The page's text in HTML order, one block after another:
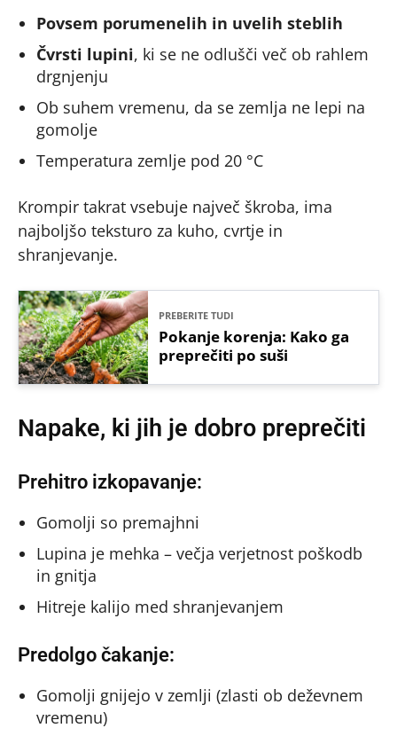
Povsem porumenelih in uvelih steblih
Čvrsti lupini, ki se ne odlušči več ob rahlem
drgnjenju
Ob suhem vremenu, da se zemlja ne lepi na
gomolje
Temperatura zemlje pod 20 °C
Krompir takrat vsebuje največ škroba, ima
najboljšo teksturo za kuho, cvrtje in
shranjevanje.
PREBERITE TUDI
Pokanje korenja: Kako ga
preprečiti po suši
Napake, ki jih je dobro preprečiti
Prehitro izkopavanje:
Gomolji so premajhni
Lupina je mehka – večja verjetnost poškodb
in gnitja
Hitreje kalijo med shranjevanjem
Predolgo čakanje:
Gomolji gnijejo v zemlji (zlasti ob deževnem
vremenu)